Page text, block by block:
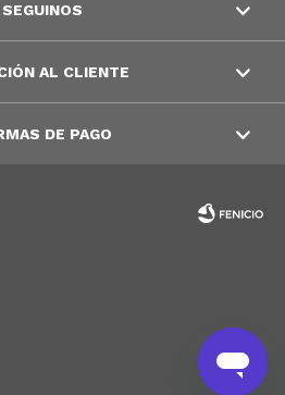
SEGUINOS
AL CLIENTE
DE PAGO
Fenicio